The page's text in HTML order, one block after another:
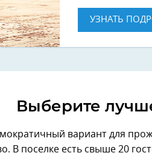
УЗНАТЬ
Выберите
вариант для
В поселке есть свыше 20